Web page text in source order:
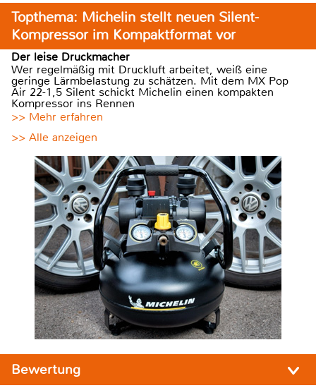
Topthema: Michelin stellt neuen Silent-
Kompressor im Kompaktformat vor
Der leise Druckmacher
Wer regelmäßig mit Druckluft arbeitet, weiß eine
geringe Lärmbelastung zu schätzen. Mit dem MX Pop
Air 22-1,5 Silent schickt Michelin einen kompakten
Kompressor ins Rennen
>> Mehr erfahren
>> Alle anzeigen
Bewertung